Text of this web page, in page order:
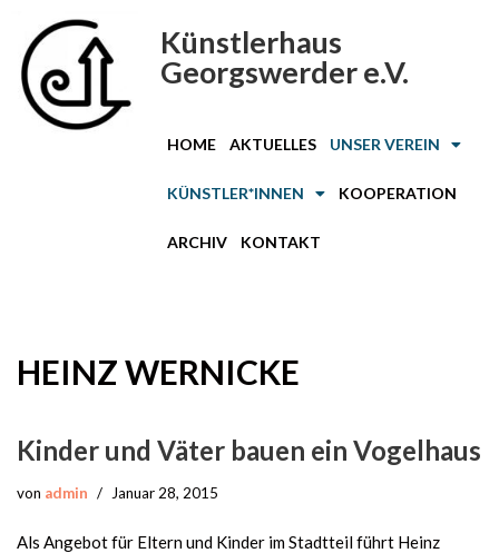
Zum
Inhalt
springen
Künstlerhaus
Georgswerder e.V.
HOME AKTUELLES UNSER VEREIN
KÜNSTLER*INNEN KOOPERATION
ARCHIV KONTAKT
HEINZ WERNICKE
Kinder und Väter bauen ein Vogelhaus
von admin Januar 28, 2015
Als Angebot für Eltern und Kinder im Stadtteil führt Heinz